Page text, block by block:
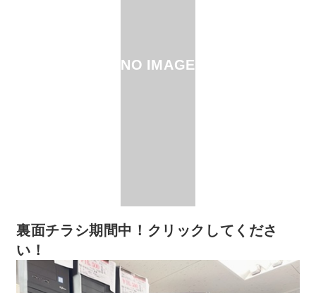
NO IMAGE
裏面チラシ期間中！クリックしてくださ
い！